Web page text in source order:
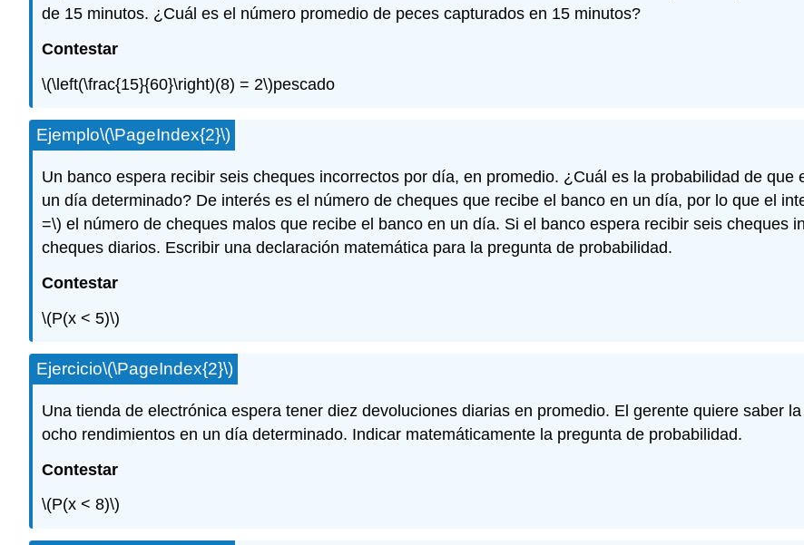
de 15 minutos. ¿Cuál es el número promedio de peces capturados en 15 minutos?
Contestar
\(\left(\frac{15}{60}\right)(8) = 2\)pescado
Ejemplo\(\PageIndex{2}\)
Un banco espera recibir seis cheques incorrectos por día, en promedio. ¿Cuál es la probabilidad de
un día determinado? De interés es el número de cheques que recibe el banco en un día, por lo que el
=\) el número de cheques malos que recibe el banco en un día. Si el banco espera recibir seis cheques
cheques diarios. Escribir una declaración matemática para la pregunta de probabilidad.
Contestar
\(P(x < 5)\)
Ejercicio\(\PageIndex{2}\)
Una tienda de electrónica espera tener diez devoluciones diarias en promedio. El gerente quiere saber
ocho rendimientos en un día determinado. Indicar matemáticamente la pregunta de probabilidad.
Contestar
\(P(x < 8)\)